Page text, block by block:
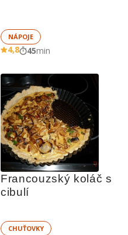
NÁPOJE
4,8 45min
Francouzský koláč s
cibulí
CHUŤOVKY